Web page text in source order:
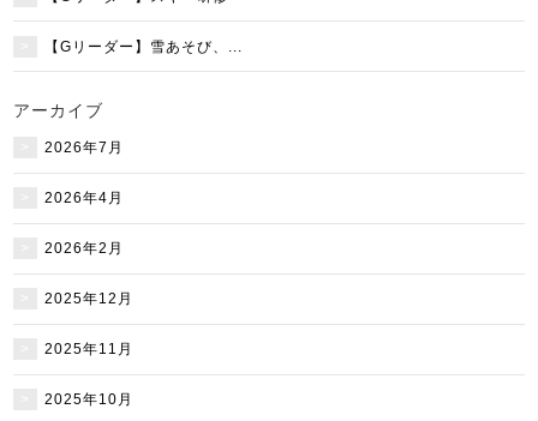
【Gリーダー】雪あそび、...
アーカイブ
2026年7月
2026年4月
2026年2月
2025年12月
2025年11月
2025年10月